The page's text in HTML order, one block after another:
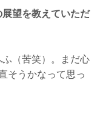
望を教えていただ
（苦笑）。まだ心
そうかなって思っ